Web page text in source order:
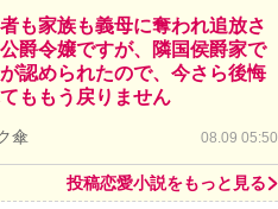
も家族も義母に奪われ追放さ
爵令嬢ですが、隣国侯爵家で
認められたので、今さら後悔
ももう戻りません
傘 08.09 05:50
投稿恋愛小説をもっと見る